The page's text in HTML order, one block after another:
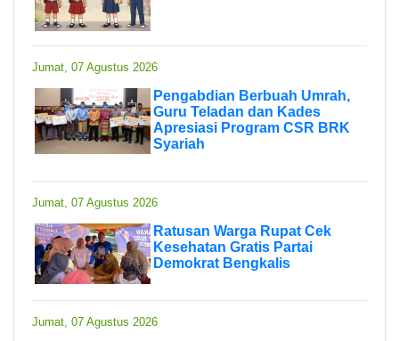
Jumat, 07 Agustus 2026
Pengabdian Berbuah Umrah,
Guru Teladan dan Kades
Apresiasi Program CSR BRK
Syariah
Jumat, 07 Agustus 2026
Ratusan Warga Rupat Cek
Kesehatan Gratis Partai
Demokrat Bengkalis
Jumat, 07 Agustus 2026